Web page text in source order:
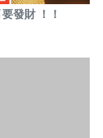
發財 ！！